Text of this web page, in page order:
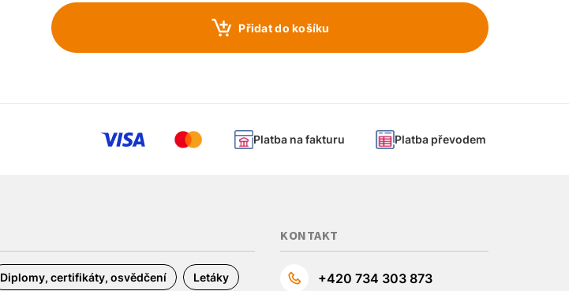
Přidat do košíku
Platba na fakturu Platba převodem
Diplomy, certifikáty, osvědčení Letáky
KONTAKT
+420 734 303 873